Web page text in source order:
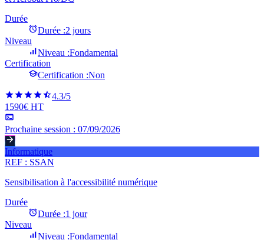
Durée
Durée :2 jours
Niveau
Niveau :Fondamental
Certification
Certification :Non
4.3/5
1590€ HT
Prochaine session : 07/09/2026
Informatique
REF : SSAN
Sensibilisation à l'accessibilité numérique
Durée
Durée :1 jour
Niveau
Niveau :Fondamental